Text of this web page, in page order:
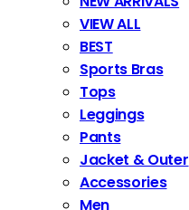
VIEW ALL
BEST
Sports Bras
Tops
Leggings
Pants
Jacket & Outer
Accessories
Men